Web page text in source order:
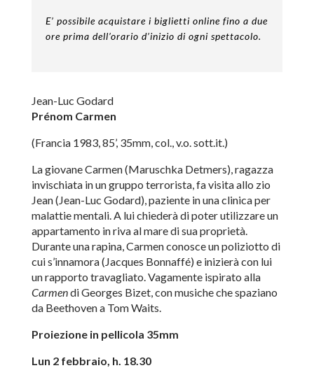
E’ possibile acquistare i biglietti online fino a due
ore prima dell’orario d’inizio di ogni spettacolo.
Jean-Luc Godard
Prénom Carmen
(Francia 1983, 85’, 35mm, col., v.o. sott.it.)
La giovane Carmen (Maruschka Detmers), ragazza
invischiata in un gruppo terrorista, fa visita allo zio
Jean (Jean-Luc Godard), paziente in una clinica per
malattie mentali. A lui chiederà di poter utilizzare un
appartamento in riva al mare di sua proprietà.
Durante una rapina, Carmen conosce un poliziotto di
cui s’innamora (Jacques Bonnaffé) e inizierà con lui
un rapporto travagliato. Vagamente ispirato alla
Carmendi Georges Bizet, con musiche che spaziano
da Beethoven a Tom Waits.
Proiezione in pellicola 35mm
Lun 2 febbraio, h. 18.30